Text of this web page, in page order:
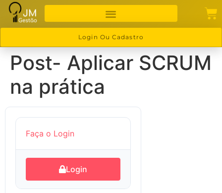
Login Ou Cadastro
Post- Aplicar SCRUM
na prática
Faça o Login
Login